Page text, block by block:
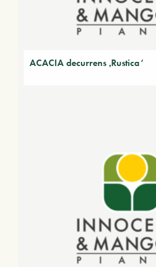
ACACIA decurrens ‚Rustica‘